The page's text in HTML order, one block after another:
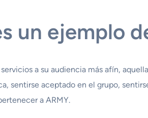
un ejemplo
a su audiencia más afín,
sentirse aceptado en el grupo,
a ARMY.